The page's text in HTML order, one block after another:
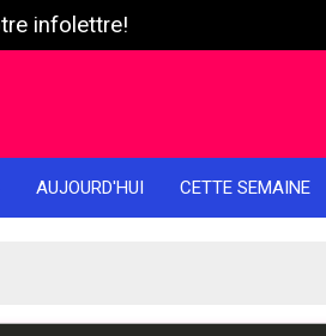
infolettre!
AUJOURD'HUI CETTE SEMAINE